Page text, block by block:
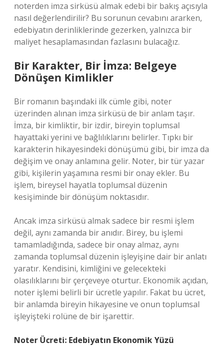
noterden imza sirküsü almak edebi bir bakış açısıyla
nasıl değerlendirilir? Bu sorunun cevabını ararken,
edebiyatın derinliklerinde gezerken, yalnızca bir
maliyet hesaplamasından fazlasını bulacağız.
Bir Karakter, Bir İmza: Belgeye
Dönüşen Kimlikler
Bir romanın başındaki ilk cümle gibi, noter
üzerinden alınan imza sirküsü de bir anlam taşır.
İmza, bir kimliktir, bir izdir, bireyin toplumsal
hayattaki yerini ve bağlılıklarını belirler. Tıpkı bir
karakterin hikayesindeki dönüşümü gibi, bir imza da
değişim ve onay anlamına gelir. Noter, bir tür yazar
gibi, kişilerin yaşamına resmi bir onay ekler. Bu
işlem, bireysel hayatla toplumsal düzenin
kesişiminde bir dönüşüm noktasıdır.
Ancak imza sirküsü almak sadece bir resmi işlem
değil, aynı zamanda bir anıdır. Birey, bu işlemi
tamamladığında, sadece bir onay almaz, aynı
zamanda toplumsal düzenin işleyişine dair bir anlatı
yaratır. Kendisini, kimliğini ve gelecekteki
olasılıklarını bir çerçeveye oturtur. Ekonomik açıdan,
noter işlemi belirli bir ücretle yapılır. Fakat bu ücret,
bir anlamda bireyin hikayesine ve onun toplumsal
işleyişteki rolüne de bir işarettir.
Noter Ücreti: Edebiyatın Ekonomik Yüzü